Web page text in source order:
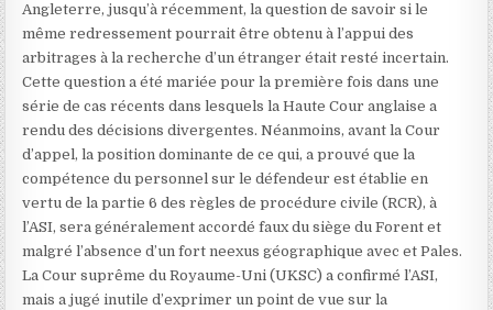
Angleterre, jusqu’à récemment, la question de savoir si le
même redressement pourrait être obtenu à l’appui des
arbitrages à la recherche d’un étranger était resté incertain.
Cette question a été mariée pour la première fois dans une
série de cas récents dans lesquels la Haute Cour anglaise a
rendu des décisions divergentes. Néanmoins, avant la Cour
d’appel, la position dominante de ce qui, a prouvé que la
compétence du personnel sur le défendeur est établie en
vertu de la partie 6 des règles de procédure civile (RCR), à
l’ASI, sera généralement accordé faux du siège du Forent et
malgré l’absence d’un fort neexus géographique avec et Pales.
La Cour suprême du Royaume-Uni (UKSC) a confirmé l’ASI,
mais a jugé inutile d’exprimer un point de vue sur la